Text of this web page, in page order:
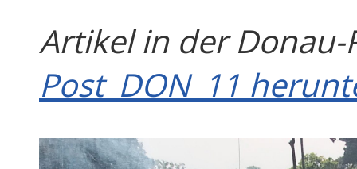
Artikel in der
Post_DON_11